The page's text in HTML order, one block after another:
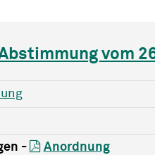
vom
- Anordnung